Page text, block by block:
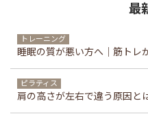
最
トレーニング
睡眠の質が悪い方へ｜筋トレ
ピラティス
肩の高さが左右で違う原因と